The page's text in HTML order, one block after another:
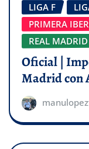
LIGA F
PRIMERA
REAL MADRID
Oficial |
Madrid con